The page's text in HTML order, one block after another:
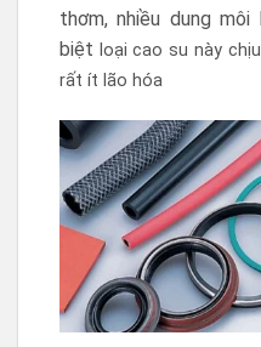
thơm, nhiều dung
biệt loại cao su này
rất ít lão hóa